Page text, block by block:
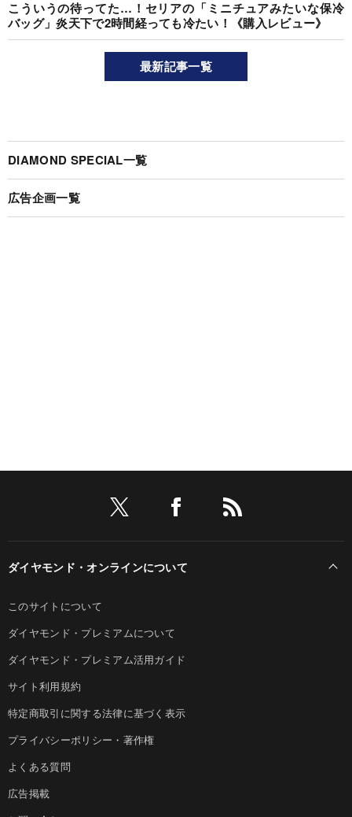
こういうの待ってた…！セリアの「ミニチュアみたいな保冷
バッグ」炎天下で2時間経っても冷たい！《購入レビュー》
最新記事一覧
DIAMOND SPECIAL一覧
広告企画一覧
ダイヤモンド・オンラインについて
このサイトについて
ダイヤモンド・プレミアムについて
ダイヤモンド・プレミアム活用ガイド
サイト利用規約
特定商取引に関する法律に基づく表示
プライバシーポリシー・著作権
よくある質問
広告掲載